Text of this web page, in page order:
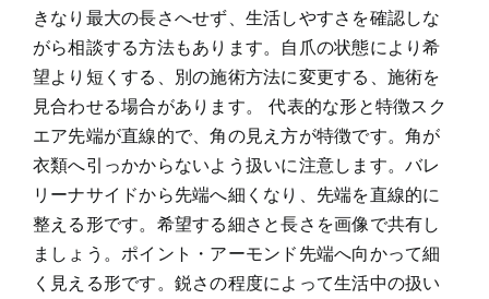
きなり最大の長さへせず、生活しやすさを確認しな
がら相談する方法もあります。自爪の状態により希
望より短くする、別の施術方法に変更する、施術を
見合わせる場合があります。 代表的な形と特徴スク
エア先端が直線的で、角の見え方が特徴です。角が
衣類へ引っかからないよう扱いに注意します。バレ
リーナサイドから先端へ細くなり、先端を直線的に
整える形です。希望する細さと長さを画像で共有し
ましょう。ポイント・アーモンド先端へ向かって細
く見える形です。鋭さの程度によって生活中の扱い